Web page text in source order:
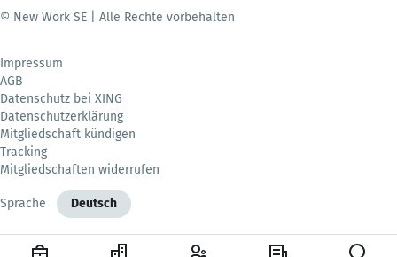
© New Work SE | Alle Rechte vorbehalten
Impressum
AGB
Datenschutz bei XING
Datenschutzerklärung
Mitgliedschaft kündigen
Tracking
Mitgliedschaften widerrufen
Sprache Deutsch